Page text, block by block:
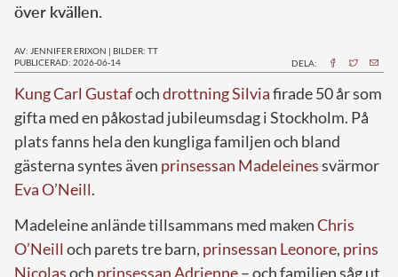
över kvällen.
AV: JENNIFER ERIXON | BILDER: TT
PUBLICERAD: 2026-06-14
DELA:
Kung Carl Gustafochdrottning Silviafirade 50 år som
gifta med en påkostad jubileumsdag i Stockholm. På
plats fanns hela den kungliga familjen och bland
gästerna syntes även prinsessan Madeleinessvärmor
Eva O’Neill.
Madeleine anlände tillsammans med makenChris
O’Neill och parets tre barn, prinsessan Leonore, prins
Nicolasoch prinsessan Adrienne– och familjen såg ut